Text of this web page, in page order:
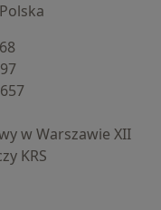
w Warszawie XII
KRS